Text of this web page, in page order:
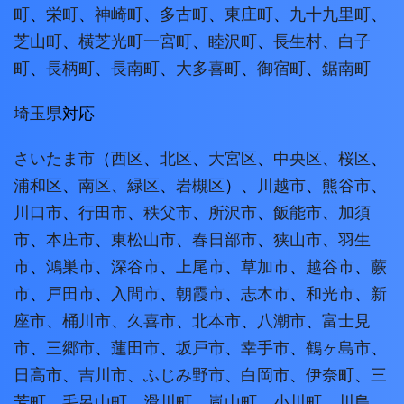
町、 栄町、 神崎町、 多古町、 東庄町、 九十九里町、
芝山町、 横芝光町一宮町、 睦沢町、 長生村、 白子
町、 長柄町、 長南町、 大多喜町、 御宿町、 鋸南町
埼玉県対応
さいたま市 （西区、 北区、 大宮区、 中央区、 桜区、
浦和区、 南区、 緑区、 岩槻区）、 川越市、 熊谷市、
川口市、 行田市、 秩父市、 所沢市、 飯能市、 加須
市、 本庄市、 東松山市、 春日部市、 狭山市、 羽生
市、 鴻巣市、 深谷市、 上尾市、 草加市、 越谷市、 蕨
市、 戸田市、 入間市、 朝霞市、 志木市、 和光市、 新
座市、 桶川市、 久喜市、 北本市、 八潮市、 富士見
市、 三郷市、 蓮田市、 坂戸市、 幸手市、 鶴ヶ島市、
日高市、 吉川市、 ふじみ野市、 白岡市、 伊奈町、 三